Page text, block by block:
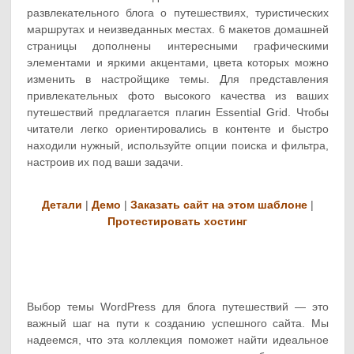
развлекательного блога о путешествиях, туристических
маршрутах и неизведанных местах. 6 макетов домашней
страницы дополнены интересными графическими
элементами и яркими акцентами, цвета которых можно
изменить в настройщике темы. Для представления
привлекательных фото высокого качества из ваших
путешествий предлагается плагин Essential Grid. Чтобы
читатели легко ориентировались в контенте и быстро
находили нужный, используйте опции поиска и фильтра,
настроив их под ваши задачи.
Детали | Демо | Заказать сайт на этом шаблоне|
Протестировать хостинг
Выбор темы WordPress для блога путешествий — это
важный шаг на пути к созданию успешного сайта. Мы
надеемся, что эта коллекция поможет найти идеальное